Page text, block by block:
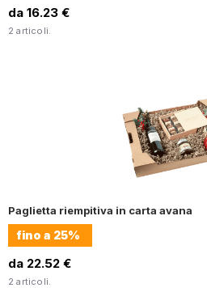
da 16.23 €
2 articoli.
Paglietta riempitiva in carta avana
fino a 25%
da 22.52 €
2 articoli.